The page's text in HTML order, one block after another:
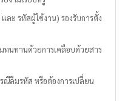
ละ รหัสผู้ใช้งาน) รองรับการตั้ง
ทนทานด้วยการเคลือบด้วยสาร
ณีลืมรหัส หรือต้องการเปลี่ยน